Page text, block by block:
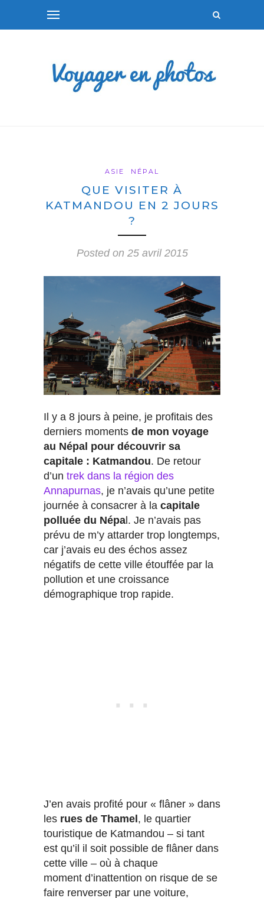
ASIE NÉPAL
QUE VISITER À
KATMANDOU EN 2 JOURS
?
Posted on 25 avril 2015
Il y a 8 jours à peine, je profitais des
derniers moments de mon voyage
au Népal pour découvrir sa
capitale : Katmandou. De retour
d’un trek dans la région des
Annapurnas, je n’avais qu’une petite
journée à consacrer à la capitale
polluée du Népal. Je n’avais pas
prévu de m’y attarder trop longtemps,
car j’avais eu des échos assez
négatifs de cette ville étouffée par la
pollution et une croissance
démographique trop rapide.
J’en avais profité pour « flâner » dans
les rues de Thamel, le quartier
touristique de Katmandou – si tant
est qu’il il soit possible de flâner dans
cette ville – où à chaque
moment d’inattention on risque de se
faire renverser par une voiture,